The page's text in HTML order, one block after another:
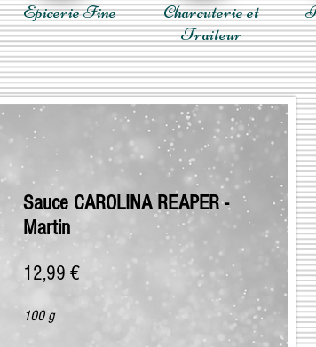
Epicerie Fine
Charcuterie et
Traiteur
Sauce CAROLINA REAPER -
Martin
12,99 €Prix
100 g